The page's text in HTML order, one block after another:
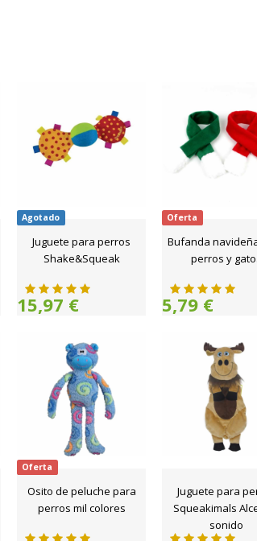
Agotado
Juguete para perros
Shake&Squeak
15,97 €
Oferta
Bufanda
perros y
5,79 €
Oferta
Osito de peluche para
perros mil colores
Juguete para
Squeakimals
sonido